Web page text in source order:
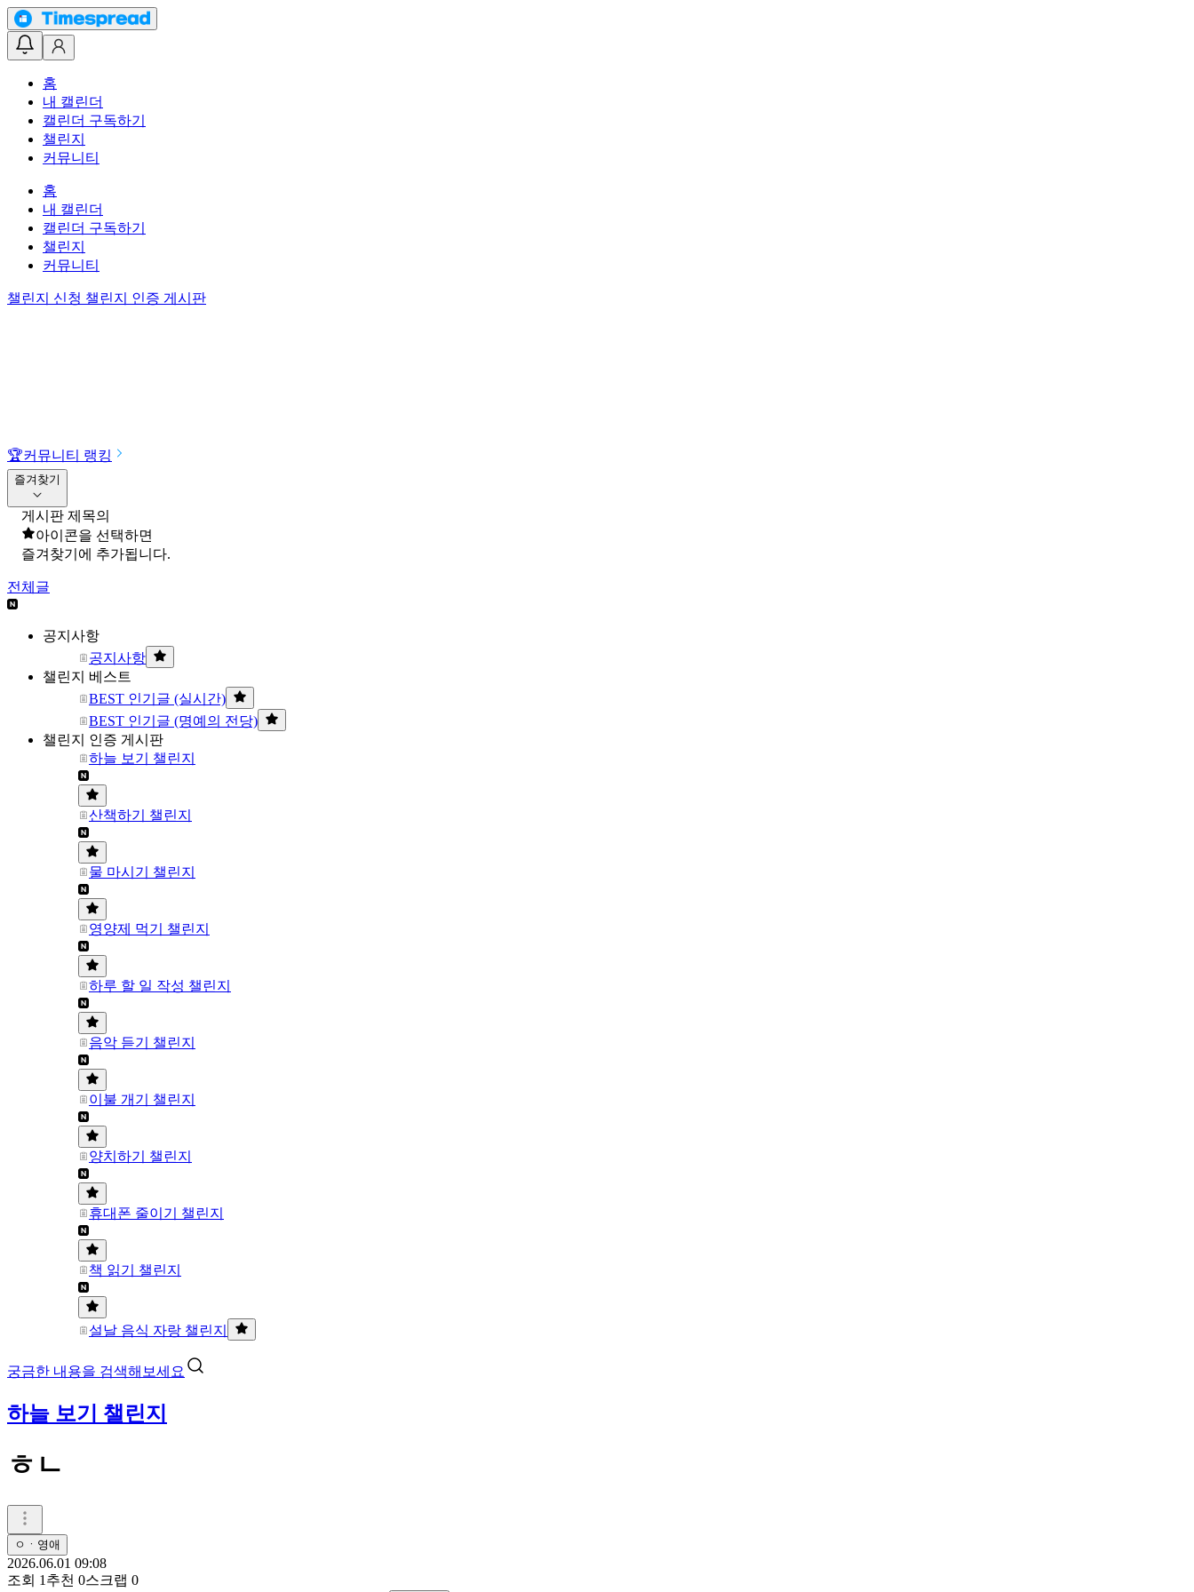
홈
내 캘린더
캘린더 구독하기
챌린지
커뮤니티
홈
내 캘린더
캘린더 구독하기
챌린지
커뮤니티
챌린지 신청 챌린지 인증 게시판
🏆커뮤니티 랭킹
즐겨찾기
게시판 제목의
아이콘을 선택하면
즐겨찾기에 추가됩니다.
전체글
공지사항
공지사항
챌린지 베스트
BEST 인기글 (실시간)
BEST 인기글 (명예의 전당)
챌린지 인증 게시판
하늘 보기 챌린지
산책하기 챌린지
물 마시기 챌린지
영양제 먹기 챌린지
하루 할 일 작성 챌린지
음악 듣기 챌린지
이불 개기 챌린지
양치하기 챌린지
휴대폰 줄이기 챌린지
책 읽기 챌린지
설날 음식 자랑 챌린지
궁금한 내용을 검색해보세요
하늘 보기 챌린지
ㅎㄴ
ㅇㆍ영애
2026.06.01 09:08
조회 1 추천 0스크랩 0